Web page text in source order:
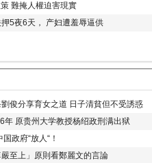
策 難掩人權迫害現實
5夜6天， 产妇遭羞辱逼供
俊分享育女之道 日子清貧但不受誘惑
年 原贵州大学教授杨绍政刑满出狱
政府“放人“！
至上」原則看鄭麗文的言論